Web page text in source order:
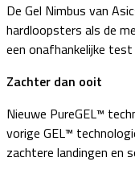
De Gel Nimbus van
hardloopsters als de
een onafhankelijke
Zachter dan ooit
Nieuwe PureGEL™
vorige GEL™
zachtere landingen en